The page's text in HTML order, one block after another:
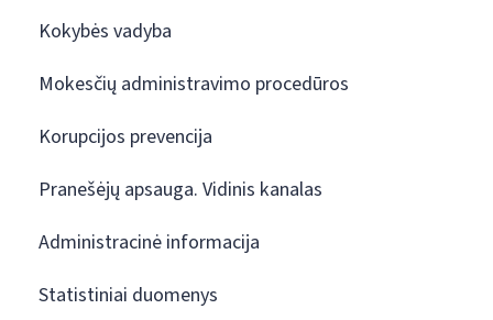
Kokybės vadyba
Mokesčių administravimo procedūros
Korupcijos prevencija
Pranešėjų apsauga. Vidinis kanalas
Administracinė informacija
Statistiniai duomenys